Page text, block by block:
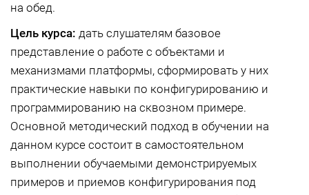
на обед.
Цель курса: дать слушателям базовое
представление о работе с объектами и
механизмами платформы, сформировать у них
практические навыки по конфигурированию и
программированию на сквозном примере.
Основной методический подход в обучении на
данном курсе состоит в самостоятельном
выполнении обучаемыми демонстрируемых
примеров и приемов конфигурирования под